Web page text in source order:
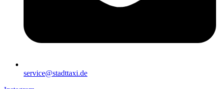
service@stadttaxi.de